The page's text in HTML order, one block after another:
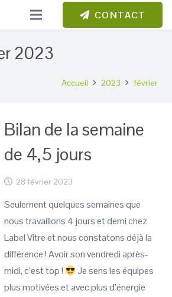
CONTACT
2023
Accueil 2023 février
Bilan de la semaine
de 4,5 jours
28 février 2023
Seulement quelques semaines que
nous travaillons 4 jours et demi chez
Label Vitre et nous constatons déjà la
différence ! Avoir son vendredi après-
midi, c’est top !
Je sens les équipes
plus motivées et avec plus d’énergie